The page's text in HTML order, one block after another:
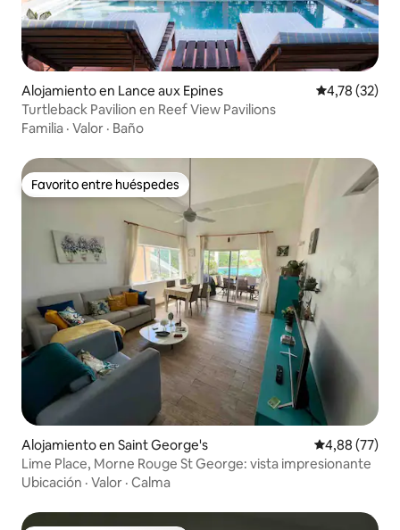
Alojamiento en Lance aux Epines Calificación
4,78 (32)
Turtleback Pavilion en Reef View Pavilions
Familia · Valor · Baño
Favorito entre huéspedes
Favorito entre huéspedes
Alojamiento en Saint George's Calificación
4,88 (77)
Lime Place, Morne Rouge St George: vista impresionante
Ubicación · Valor · Calma